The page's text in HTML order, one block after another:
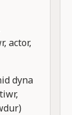
actor,
dyna